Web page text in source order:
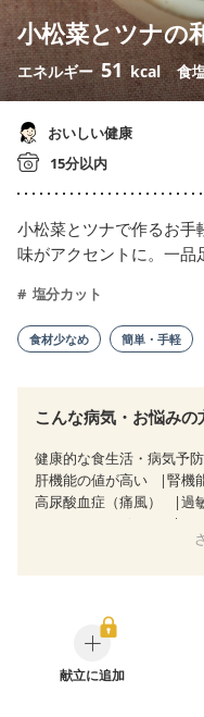
小松菜とツナの
エネルギー51 kcal 食
おいしい健康
15分以内
小松菜とツナで作るお
味がアクセントに。一品
塩分カット
食材少なめ 簡単・手軽
こんな病気・お悩み
健康的な食生活・病気予防
肝機能の値が高い
腎機
高尿酸血症（痛風）
過
CKD（ステージ１）
関節リウマチ
フレイ
低栄養予防
献立に追加